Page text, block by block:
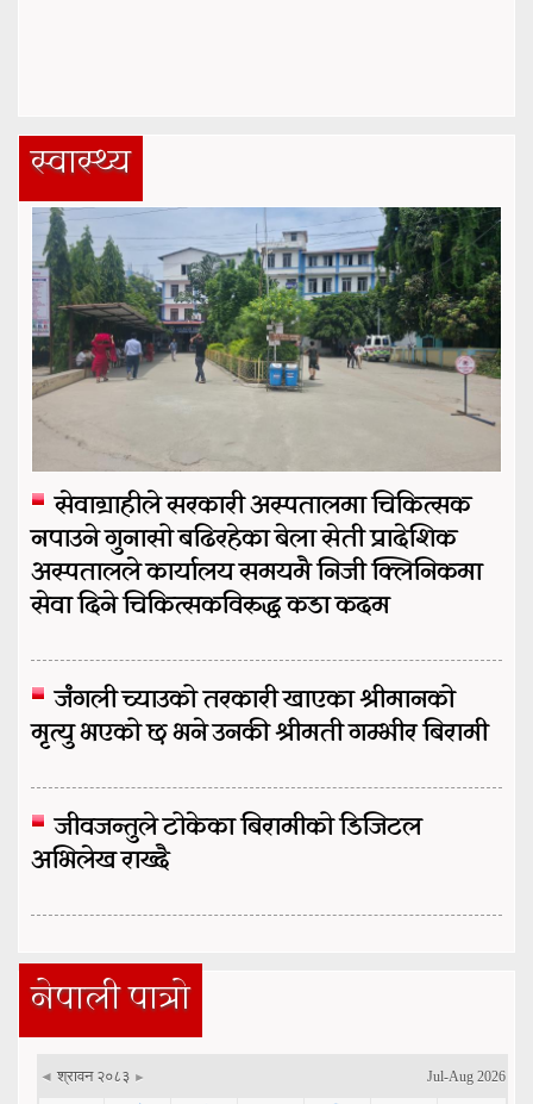
स्वास्थ्य
सेवाग्राहीले सरकारी अस्पतालमा चिकित्सक
नपाउने गुनासो बढिरहेका बेला सेती प्रादेशिक
अस्पतालले कार्यालय समयमै निजी क्लिनिकमा
सेवा दिने चिकित्सकविरुद्ध कडा कदम
जंगली च्याउको तरकारी खाएका श्रीमानको
मृत्यु भएको छ भने उनकी श्रीमती गम्भीर बिरामी
जीवजन्तुले टोकेका बिरामीको डिजिटल
अभिलेख राख्दै
नेपाली पात्रो